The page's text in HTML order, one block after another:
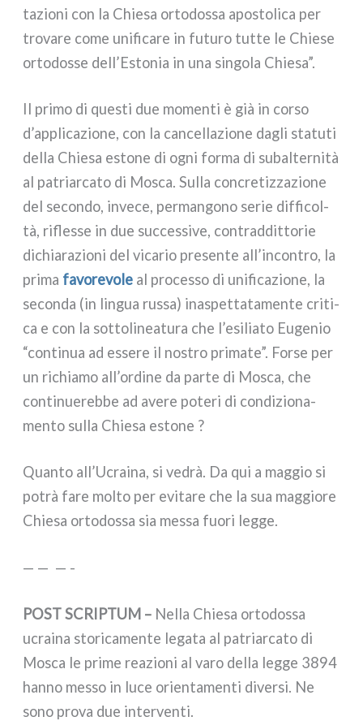
ta­zio­ni con la Chiesa orto­dos­sa apo­sto­li­ca per
tro­va­re come uni­fi­ca­re in futu­ro tut­te le Chiese
orto­dos­se dell’Estonia in una sin­go­la Chiesa”.
Il pri­mo di que­sti due momen­ti è già in cor­so
d’applicazione, con la can­cel­la­zio­ne dagli sta­tu­ti
del­la Chiesa esto­ne di ogni for­ma di subal­ter­ni­tà
al patriar­ca­to di Mosca. Sulla con­cre­tiz­za­zio­ne
del secon­do, inve­ce, per­man­go­no serie dif­fi­col­
tà, rifles­se in due suc­ces­si­ve, con­trad­dit­to­rie
dichia­ra­zio­ni del vica­rio pre­sen­te all’incontro, la
pri­ma favo­re­vo­le al pro­ces­so di uni­fi­ca­zio­ne, la
secon­da (in lin­gua rus­sa) ina­spet­ta­ta­men­te cri­ti­
ca e con la sot­to­li­nea­tu­ra che l’esiliato Eugenio
“con­ti­nua ad esse­re il nostro pri­ma­te”. Forse per
un richia­mo all’ordine da par­te di Mosca, che
con­ti­nue­reb­be ad ave­re pote­ri di con­di­zio­na­
men­to sul­la Chiesa esto­ne ?
Quanto all’Ucraina, si vedrà. Da qui a mag­gio si
potrà fare mol­to per evi­ta­re che la sua mag­gio­re
Chiesa orto­dos­sa sia mes­sa fuo­ri leg­ge.
— — — -
POST SCRIPTUM – Nella Chiesa orto­dos­sa
ucrai­na sto­ri­ca­men­te lega­ta al patriar­ca­to di
Mosca le pri­me rea­zio­ni al varo del­la leg­ge 3894
han­no mes­so in luce orien­ta­men­ti diver­si. Ne
sono pro­va due inter­ven­ti.